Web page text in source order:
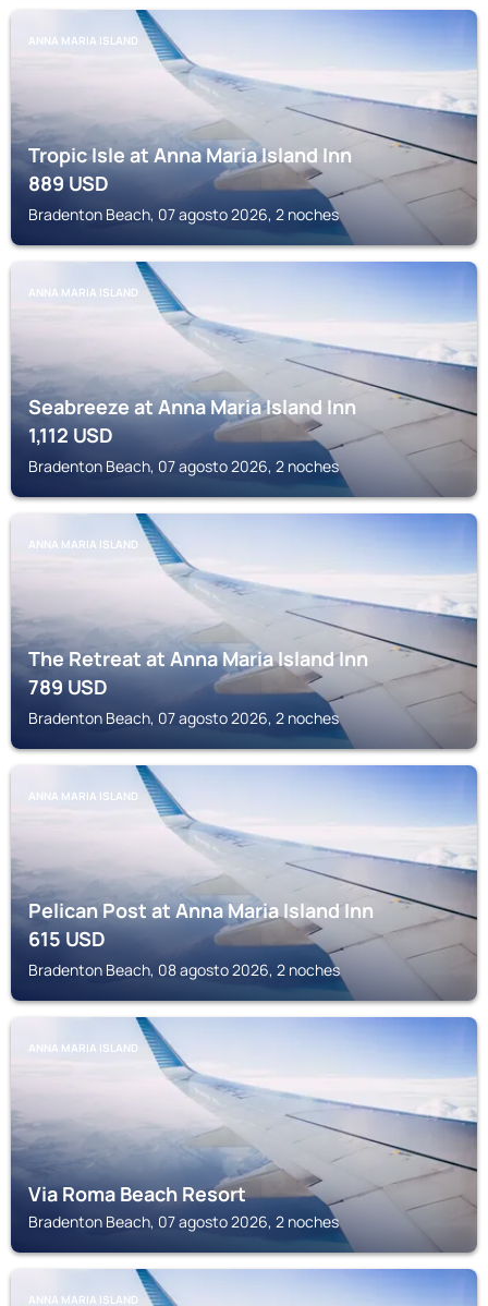
ANNA MARIA ISLAND
Tropic Isle at Anna Maria Island Inn
889USD
Bradenton Beach, 07 agosto 2026, 2 noches
ANNA MARIA ISLAND
Seabreeze at Anna Maria Island Inn
1,112USD
Bradenton Beach, 07 agosto 2026, 2 noches
ANNA MARIA ISLAND
The Retreat at Anna Maria Island Inn
789USD
Bradenton Beach, 07 agosto 2026, 2 noches
ANNA MARIA ISLAND
Pelican Post at Anna Maria Island Inn
615USD
Bradenton Beach, 08 agosto 2026, 2 noches
ANNA MARIA ISLAND
Via Roma Beach Resort
Bradenton Beach, 07 agosto 2026, 2 noches
ANNA MARIA ISLAND